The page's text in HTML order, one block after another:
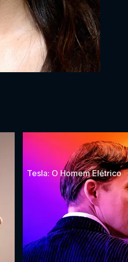
Tesla: O Homem Elétrico